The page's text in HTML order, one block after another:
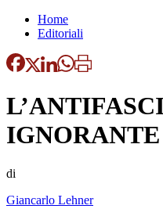
Home
Editoriali
IGNORANTE
di
Giancarlo Lehner